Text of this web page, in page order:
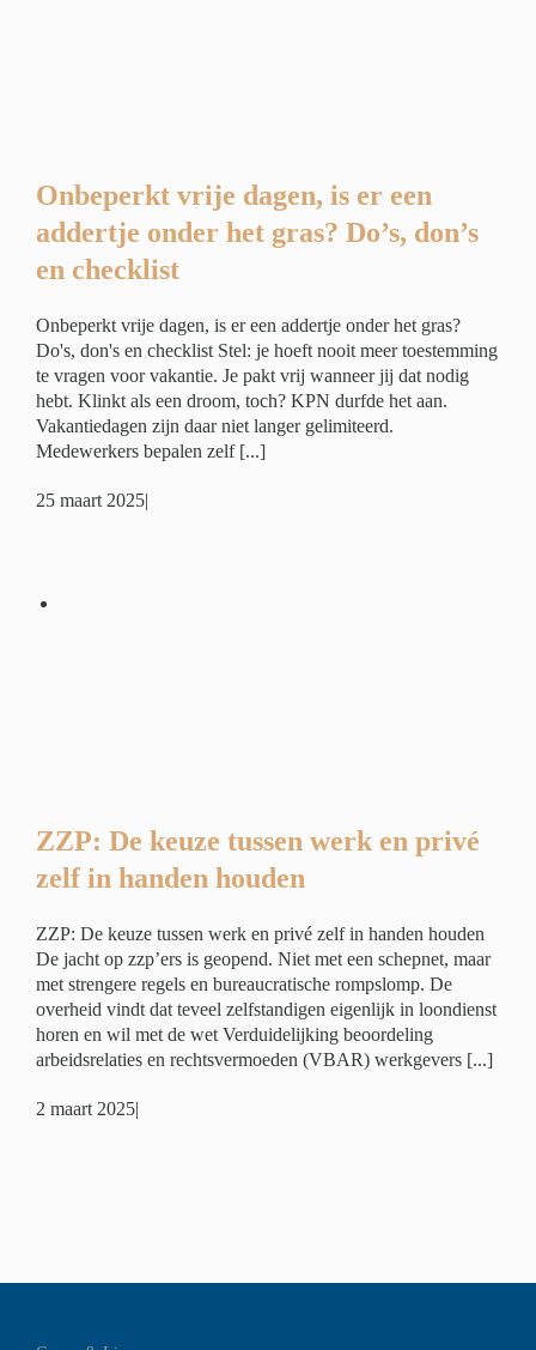
Onbeperkt vrije dagen, is er een
addertje onder het gras? Do’s, don’s
en checklist
Onbeperkt vrije dagen, is er een addertje onder het gras?
Do's, don's en checklist Stel: je hoeft nooit meer toestemming
te vragen voor vakantie. Je pakt vrij wanneer jij dat nodig
hebt. Klinkt als een droom, toch? KPN durfde het aan.
Vakantiedagen zijn daar niet langer gelimiteerd.
Medewerkers bepalen zelf [...]
25 maart 2025|
ZZP: De keuze tussen werk en privé
zelf in handen houden
ZZP: De keuze tussen werk en privé zelf in handen houden
De jacht op zzp’ers is geopend. Niet met een schepnet, maar
met strengere regels en bureaucratische rompslomp. De
overheid vindt dat teveel zelfstandigen eigenlijk in loondienst
horen en wil met de wet Verduidelijking beoordeling
arbeidsrelaties en rechtsvermoeden (VBAR) werkgevers [...]
2 maart 2025|